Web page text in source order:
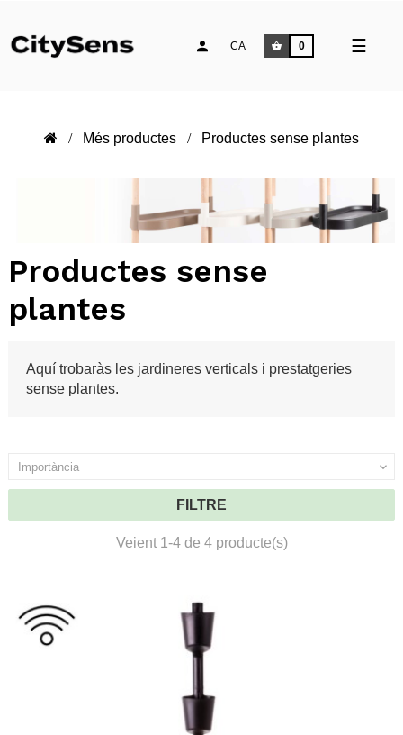
☰
CA 0
Més productes Productes sense plantes
Productes sense
plantes
Aquí trobaràs les jardineres verticals i prestatgeries
sense plantes.
Importància 
FILTRE
Veient 1-4 de 4 producte(s)